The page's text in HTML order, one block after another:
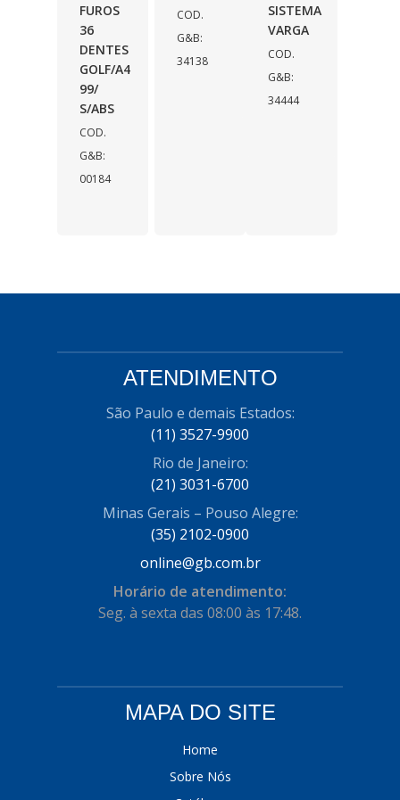
FUROS
36
DENTES
GOLF/A4
99/
S/ABS
COD.
G&B:
00184
COD.
G&B:
34138
SISTEMA
VARGA
COD.
G&B:
34444
ATENDIMENTO
São Paulo e demais Estados:
(11) 3527-9900
Rio de Janeiro:
(21) 3031-6700
Minas Gerais – Pouso Alegre:
(35) 2102-0900
online@gb.com.br
Horário de atendimento:
Seg. à sexta das 08:00 às 17:48.
MAPA DO SITE
Home
Sobre Nós